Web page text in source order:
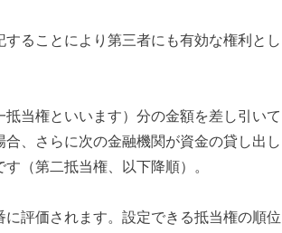
ることにより第三者にも有効な権利とし
当権といいます）分の金額を差し引いて
、さらに次の金融機関が資金の貸し出し
（第二抵当権、以下降順）。
評価されます。設定できる抵当権の順位